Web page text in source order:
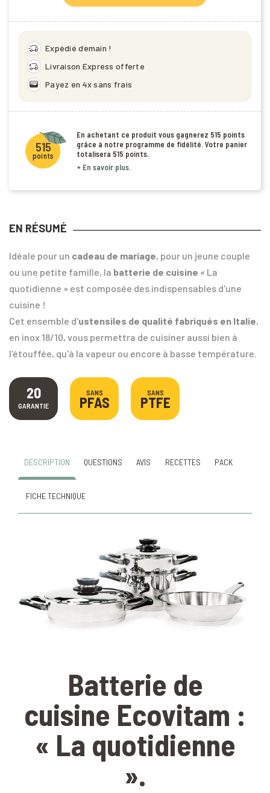
delivery_truck_speed Expédié demain !
delivery_truck_bolt Livraison Express offerte
wallet Payez en 4x sans frais
515
points
En achetant ce produit vous gagnerez 515 points
grâce à notre programme de fidélité. Votre panier
totalisera 515 points.
+ En savoir plus.
EN RÉSUMÉ
Idéale pour un cadeau de mariage, pour un jeune couple
ou une petite famille, la batterie de cuisine « La
quotidienne » est composée des indispensables d'une
cuisine !
Cet ensemble d'ustensiles de qualité fabriqués en Italie,
en inox 18/10, vous permettra de cuisiner aussi bien à
l'étouffée, qu'à la vapeur ou encore à basse température.
20
GARANTIE
SANS
PFAS
SANS
PTFE
DESCRIPTION QUESTIONS AVIS RECETTES PACK
FICHE TECHNIQUE
Batterie de
cuisine Ecovitam :
« La quotidienne
».